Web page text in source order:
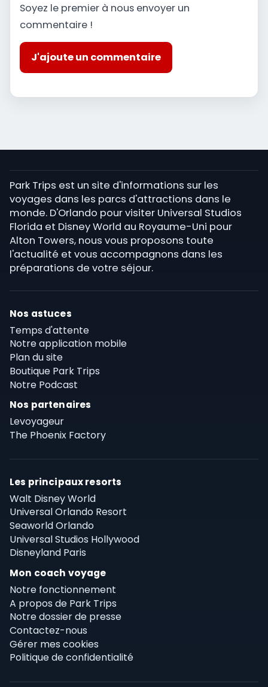
Soyez le premier à nous envoyer un
commentaire !
J'ajoute un commentaire
Park Trips est un site d'informations sur les
voyages dans les parcs d'attractions dans le
monde. D'Orlando pour visiter Universal Studios
Florida et Disney World au Royaume-Uni pour
Alton Towers, nous vous proposons toute
l'actualité et vous accompagnons dans les
préparations de votre séjour.
Nos astuces
Temps d'attente
Notre application mobile
Plan du site
Boutique Park Trips
Notre Podcast
Nos partenaires
Levoyageur
The Phoenix Factory
Les principaux resorts
Walt Disney World
Universal Orlando Resort
Seaworld Orlando
Universal Studios Hollywood
Disneyland Paris
Mon coach voyage
Notre fonctionnement
A propos de Park Trips
Notre dossier de presse
Contactez-nous
Gérer mes cookies
Politique de confidentialité